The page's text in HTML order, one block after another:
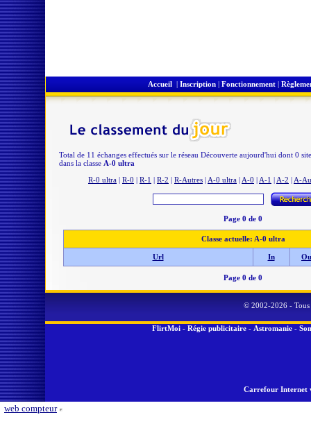
Accueil | Inscription | Fonctionnement |
Total de 11 échanges effectués sur le réseau Découverte aujourd'hui dont 0
dans la classe A-0 ultra
R-0 ultra | R-0 | R-1 | R-2 | R-Autres | A-0 ultra | A-0 | A-1 | A-2 | A-
Page 0 de 0
Classe actuelle: A-0 ultra
Url In
Page 0 de 0
© 2002-2026 - Tous
FlirtMoi - Régie publicitaire - Astromanie -
Carrefour Internet
web compteur